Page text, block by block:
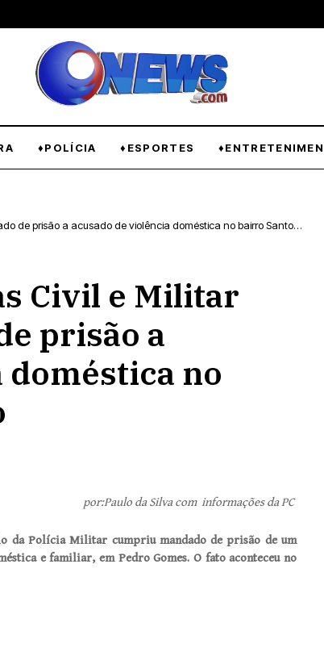
♦POLÍCIA ♦ESPORTES
a acusado de violência doméstica no bairro Santo
Civil e Militar
prisão a
doméstica no
por:Paulo da Silva com informações da PC
da Polícia Militar cumpriu mandado de prisão de um
e familiar, em Pedro Gomes. O fato aconteceu no